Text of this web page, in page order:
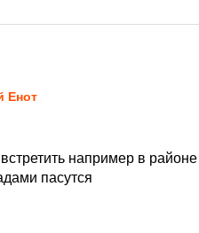
Енот
например в
пасутся